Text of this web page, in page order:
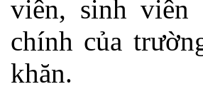
viên, sinh viên
chính của
khăn.